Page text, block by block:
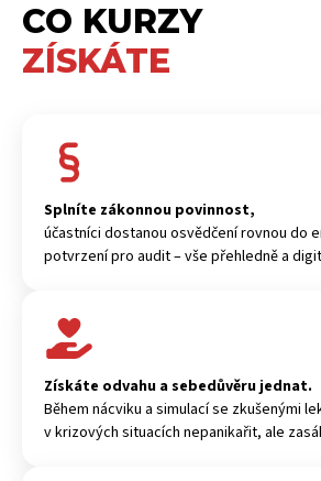
CO KURZY
ZÍSKÁTE
Splníte zákonnou povinnost,
účastníci dostanou osvědčení rovnou do
potvrzení pro audit – vše přehledně a
Získáte odvahu a sebedůvěru jednat.
Během nácviku a simulací se zkušenými
v krizových situacích nepanikařit, ale